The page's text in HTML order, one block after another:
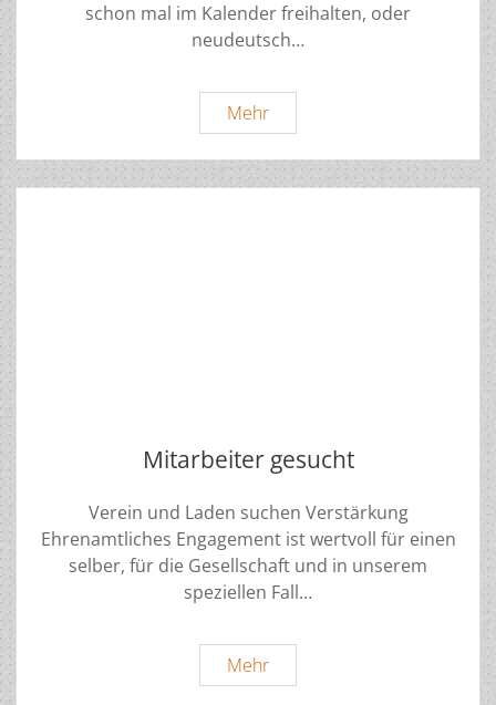
schon mal im Kalender freihalten, oder
neudeutsch…
MehrMitgliederversammlung
2025
Einladung
Mitarbeiter gesucht
Verein und Laden suchen Verstärkung
Ehrenamtliches Engagement ist wertvoll für einen
selber, für die Gesellschaft und in unserem
speziellen Fall…
MehrMitarbeiter
gesucht